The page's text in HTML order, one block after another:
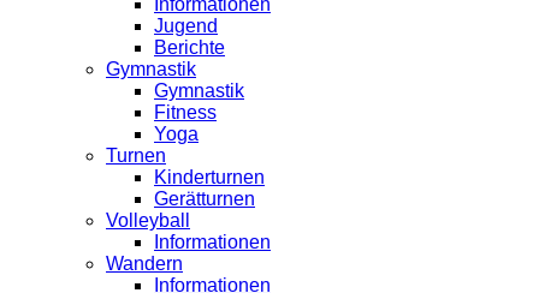
Jugend
Berichte
Gymnastik
Gymnastik
Fitness
Yoga
Turnen
Kinderturnen
Gerätturnen
Volleyball
Informationen
Wandern
Informationen